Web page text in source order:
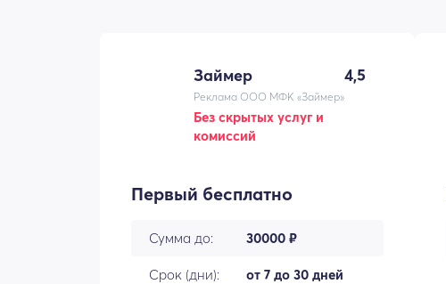
Займер 4,5
Реклама ООО МФК «Займер»
Без скрытых услуг и
комиссий
Первый бесплатно
Сумма до: 30000 ₽
Срок (дни): от 7 до 30 дней